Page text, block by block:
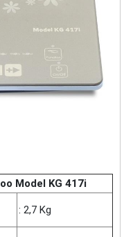
Model KG 417i
: 2,7 Kg